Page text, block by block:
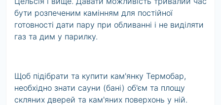
бути розпеченим камінням для постійної
готовності дати пару при обливанні і не виділяти
газ та дим у парилку.
Щоб підібрати та купити кам'янку Термобар,
необхідно знати сауни (бані) об'єм та площу
скляних дверей та кам'яних поверхонь у ній.